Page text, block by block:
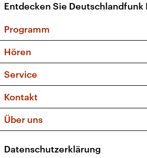
Entdecken Sie Deutschlandfunk
Programm
Sendungen und Podcasts
Musikliste
Kakadu – Das
Hören
Frequenzen (UKW + DAB+)
Service
FAQ
Apps
Newsletter
Kontakt
Social Media
Über uns
Presse
Datenschutzerklärung